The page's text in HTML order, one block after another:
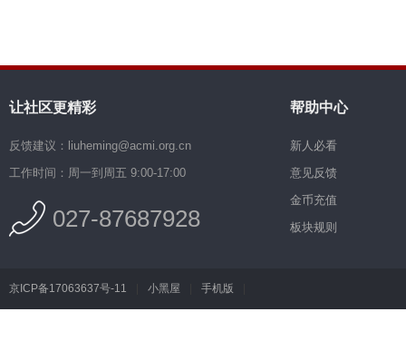
让社区更精彩
反馈建议：liuheming@acmi.org.cn
工作时间：周一到周五 9:00-17:00
027-87687928
帮助中心
新人必看
意见反馈
金币充值
板块规则
京ICP备17063637号-11 小黑屋 手机版